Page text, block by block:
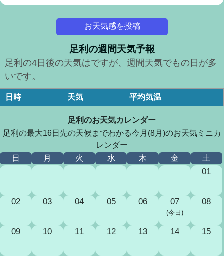
お天気感を投稿
足利の週間天気予報
足利の4日後の天気はですが、週間天気でもの日が多
いです。
日時 天気 平均気温
足利のお天気カレンダー
足利の最大16日先の天候までわかる今月(8月)のお天気ミニカ
レンダー
日
月 火 水 木 金 土
01
02 03 04 05 06 07
(今日)
08
09 10 11 12 13 14 15